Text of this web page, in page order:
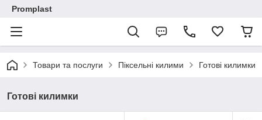
Promplast
Товари та послуги Піксельні килими Готові килимки
Готові килимки